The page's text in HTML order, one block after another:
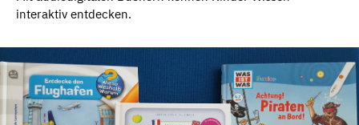
interaktiv entdecken.